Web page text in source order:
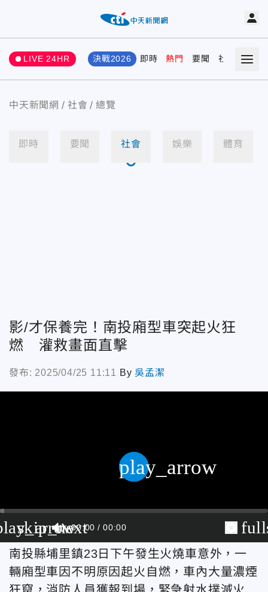
LIVE 24HR 決戰2026 即時 熱門 要聞 社會 娛樂
中天新聞網 社會 總覽
即時 要聞 社會 娛樂 體育
影/才保養完！南投廂型車突起火狂
燃 灌救畫面直擊
發布: 2025/04/25 11:11 By 吳孟潔
skip_next
00:00 00:00
play_arrow
南投縣埔里鎮23日下午發生火燒車意外，一
輛廂型車因不明原因起火自燃，車內大量濃煙